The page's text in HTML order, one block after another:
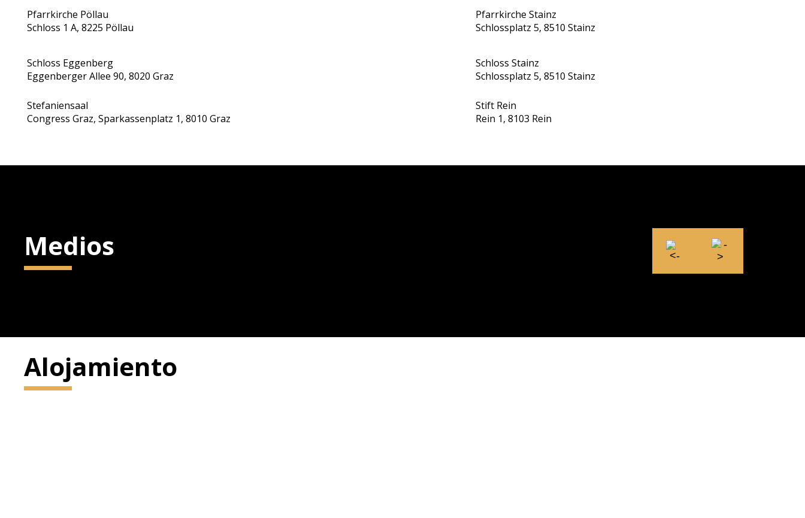
Pfarrkirche Pöllau
Schloss 1 A, 8225 Pöllau
Pfarrkirche Stainz
Schlossplatz 5, 8510 Stainz
Schloss Eggenberg
Eggenberger Allee 90, 8020 Graz
Schloss Stainz
Schlossplatz 5, 8510 Stainz
Stefaniensaal
Congress Graz, Sparkassenplatz 1, 8010 Graz
Stift Rein
Rein 1, 8103 Rein
Medios
Alojamiento